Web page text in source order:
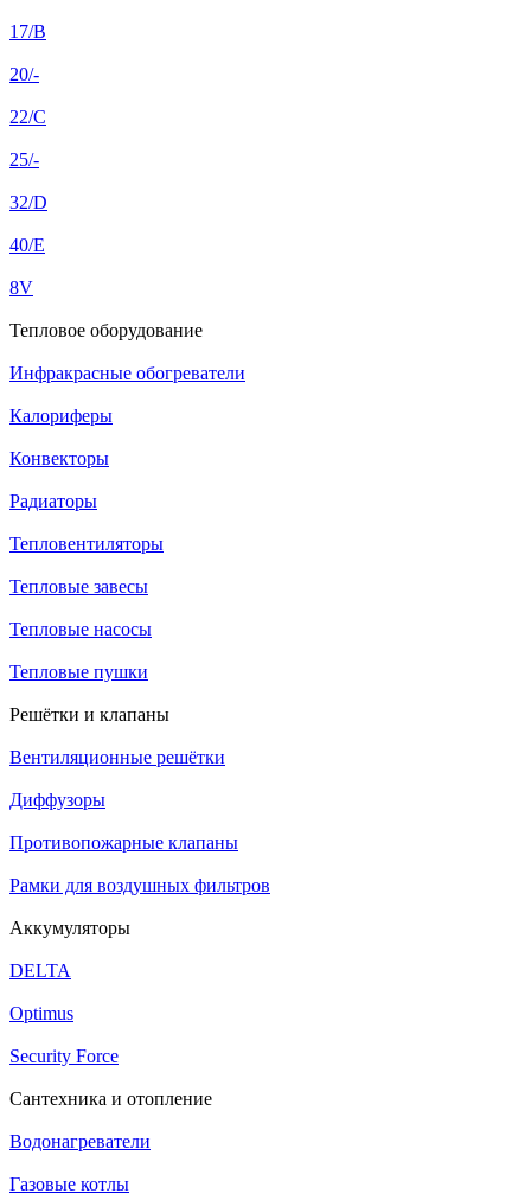
17/B
20/-
22/C
25/-
32/D
40/E
8V
Тепловое оборудование
Инфракрасные обогреватели
Калориферы
Конвекторы
Радиаторы
Тепловентиляторы
Тепловые завесы
Тепловые насосы
Тепловые пушки
Решётки и клапаны
Вентиляционные решётки
Диффузоры
Противопожарные клапаны
Рамки для воздушных фильтров
Аккумуляторы
DELTA
Optimus
Security Force
Сантехника и отопление
Водонагреватели
Газовые котлы